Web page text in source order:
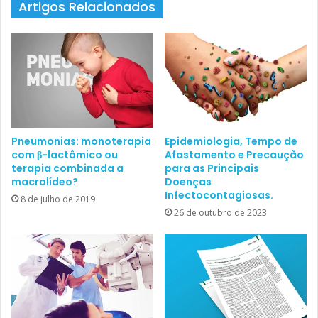
Em vista disso, o consórcio internacional “The Pneumonia
Etiology Research for Child Health (PERCH) Study Group”
publicou, na edição de 27 de junho de 2019 doThe Lancet,
Artigos Relacionados
Pneumonias: monoterapia
com β-lactâmico ou
terapia combinada a
macrolídeo?
8 de julho de 2019
Epidemiologia, Tempo de
Afastamento e Precaução
para as Principais
Doenças
Infectocontagiosas.
26 de outubro de 2023